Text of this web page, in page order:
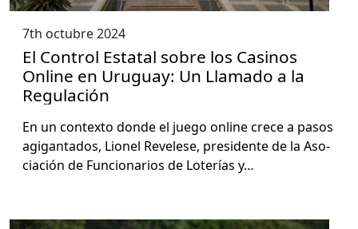
7th octubre 2024
El Control Estatal sobre los Casinos
Online en Uruguay: Un Llamado a la
Regulación
En un con­tex­to donde el juego online crece a pasos
agi­gan­ta­dos, Lionel Rev­e­lese, pres­i­dente de la Aso­
ciación de Fun­cionar­ios de Loterías y…